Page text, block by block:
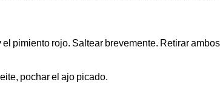
el pimiento rojo. Saltear brevemente. Retirar
pochar el ajo picado.